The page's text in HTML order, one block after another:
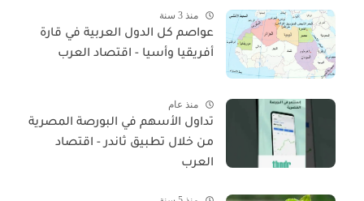
منذ 3 سنة
عواصم كل الدول العربية في قارة
أفريقيا وأسيا - اقتصاد العرب
منذ عام
تداول الأسهم في البورصة المصرية
من خلال تطبيق ثاندر - اقتصاد
العرب